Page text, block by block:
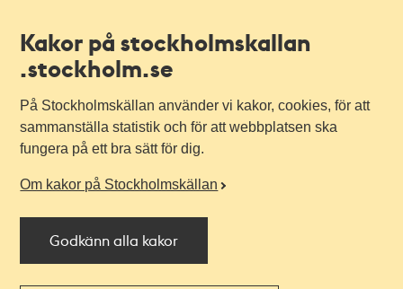
Kakor på stockholmskallan
.stockholm.se
På Stockholmskällan använder vi kakor, cookies, för att
sammanställa statistik och för att webbplatsen ska
fungera på ett bra sätt för dig.
Om kakor på Stockholmskällan
Godkänn alla kakor